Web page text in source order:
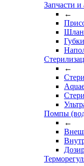
Запчасти и
←
Губки
←
Помпы
←